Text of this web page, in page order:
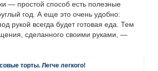
— простой способ есть полезные
год. А еще это очень удобно:
рукой всегда будет готовая еда. Тем
сделанного своими руками, —
торты. Легче легкого!